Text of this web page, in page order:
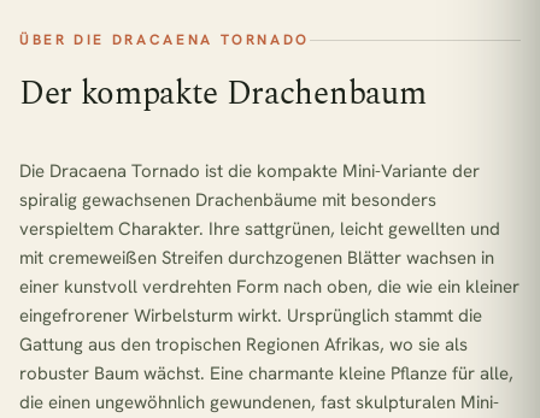
ÜBER DIE DRACAENA TORNADO
Der kompakte Drachenbaum
Die Dracaena Tornado ist die kompakte Mini-Variante der
spiralig gewachsenen Drachenbäume mit besonders
verspieltem Charakter. Ihre sattgrünen, leicht gewellten und
mit cremeweißen Streifen durchzogenen Blätter wachsen in
einer kunstvoll verdrehten Form nach oben, die wie ein kleiner
eingefrorener Wirbelsturm wirkt. Ursprünglich stammt die
Gattung aus den tropischen Regionen Afrikas, wo sie als
robuster Baum wächst. Eine charmante kleine Pflanze für alle,
die einen ungewöhnlich gewundenen, fast skulpturalen Mini-